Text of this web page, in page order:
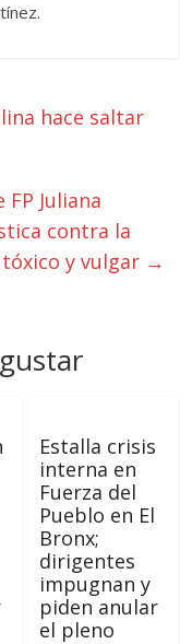
hace saltar
Juliana
contra la
y vulgar →
Estalla crisis
interna en
Fuerza del
Pueblo en El
Bronx;
dirigentes
impugnan y
piden anular
el pleno